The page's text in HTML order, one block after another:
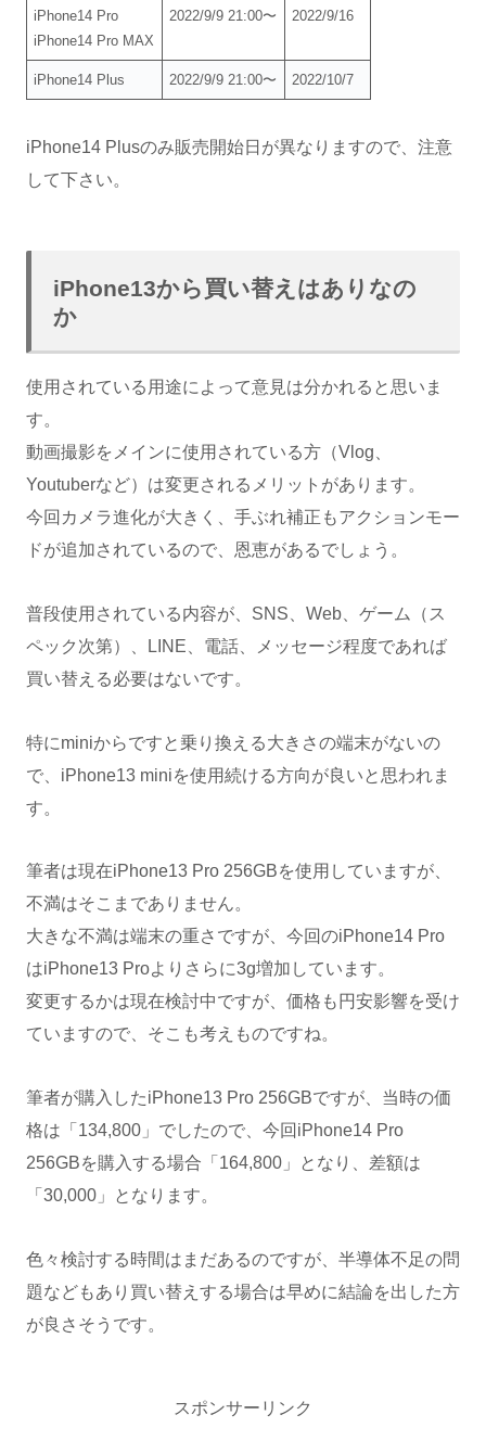
iPhone14 Pro
iPhone14 Pro MAX
2022/9/9 21:00〜 2022/9/16
iPhone14 Plus 2022/9/9 21:00〜 2022/10/7
iPhone14 Plusのみ販売開始日が異なりますので、注意
して下さい。
iPhone13から買い替えはありなの
か
使用されている用途によって意見は分かれると思いま
す。
動画撮影をメインに使用されている方（Vlog、
Youtuberなど）は変更されるメリットがあります。
今回カメラ進化が大きく、手ぶれ補正もアクションモー
ドが追加されているので、恩恵があるでしょう。
普段使用されている内容が、SNS、Web、ゲーム（ス
ペック次第）、LINE、電話、メッセージ程度であれば
買い替える必要はないです。
特にminiからですと乗り換える大きさの端末がないの
で、iPhone13 miniを使用続ける方向が良いと思われま
す。
筆者は現在iPhone13 Pro 256GBを使用していますが、
不満はそこまでありません。
大きな不満は端末の重さですが、今回のiPhone14 Pro
はiPhone13 Proよりさらに3g増加しています。
変更するかは現在検討中ですが、価格も円安影響を受け
ていますので、そこも考えものですね。
筆者が購入したiPhone13 Pro 256GBですが、当時の価
格は「134,800」でしたので、今回iPhone14 Pro
256GBを購入する場合「164,800」となり、差額は
「30,000」となります。
色々検討する時間はまだあるのですが、半導体不足の問
題などもあり買い替えする場合は早めに結論を出した方
が良さそうです。
スポンサーリンク